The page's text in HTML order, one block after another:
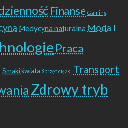
Finanse Gaming
Medycyna naturalna Moda i
Praca
Smaki świata Sprzęt ciężki Transport
Zdrowy tryb